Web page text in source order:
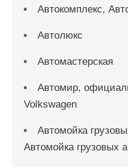
Автокомплекс,
Автолюкс
Автомастерская
Автомир,
Volkswagen
Автомойка
Автомойка грузовых